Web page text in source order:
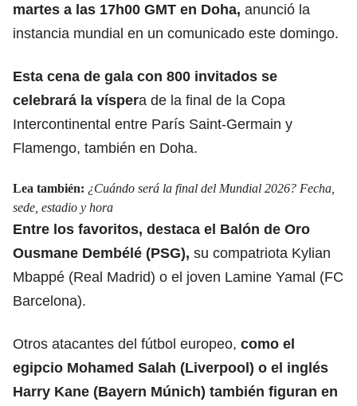
martes a las 17h00 GMT en Doha, anunció la
instancia mundial en un comunicado este domingo.
Esta cena de gala con 800 invitados se
celebrará la víspera de la final de la Copa
Intercontinental entre París Saint-Germain y
Flamengo, también en Doha.
Lea también: ¿Cuándo será la final del Mundial 2026? Fecha,
sede, estadio y hora
Entre los favoritos, destaca el Balón de Oro
Ousmane Dembélé (PSG), su compatriota Kylian
Mbappé (Real Madrid) o el joven Lamine Yamal (FC
Barcelona).
Otros atacantes del fútbol europeo, como el
egipcio Mohamed Salah (Liverpool) o el inglés
Harry Kane (Bayern Múnich) también figuran en